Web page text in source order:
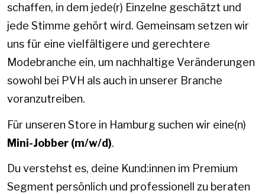
schaffen, in dem jede(r) Einzelne geschätzt und
jede Stimme gehört wird. Gemeinsam setzen wir
uns für eine vielfältigere und gerechtere
Modebranche ein, um nachhaltige Veränderungen
sowohl bei PVH als auch in unserer Branche
voranzutreiben.
Für unseren Store in Hamburg suchen wir eine(n)
Mini-Jobber (m/w/d).
Du verstehst es, deine Kund:innen im Premium
Segment persönlich und professionell zu beraten